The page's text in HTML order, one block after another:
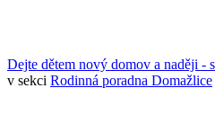
Dejte dětem nový domov a naději -
v sekci Rodinná poradna Domažlice